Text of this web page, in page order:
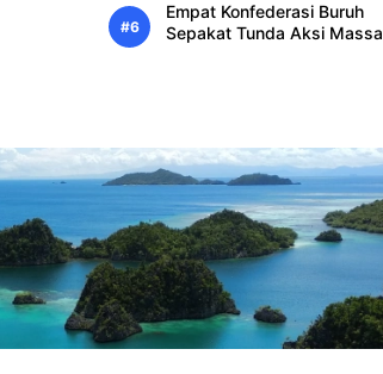
Empat Konfederasi Buruh
Sepakat Tunda Aksi Massa